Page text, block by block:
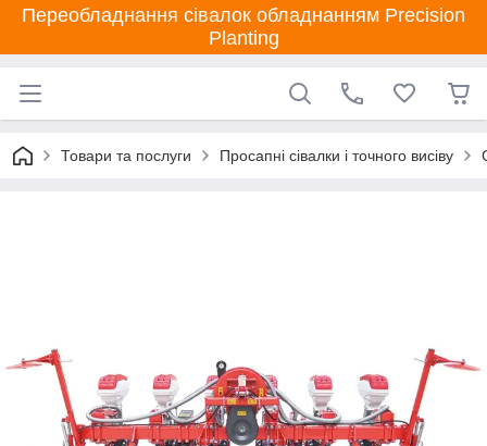
Переобладнання сівалок обладнанням Precision
Planting
Товари та послуги Просапні сівалки і точного висіву